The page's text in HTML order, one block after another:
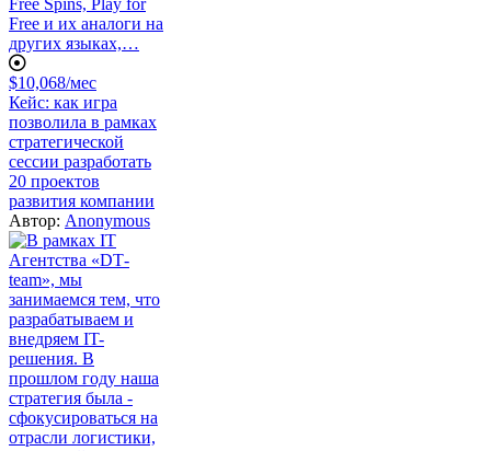
$10,068/мес
Кейс: как игра
позволила в рамках
стратегической
сессии разработать
20 проектов
развития компании
Автор: Anonymous